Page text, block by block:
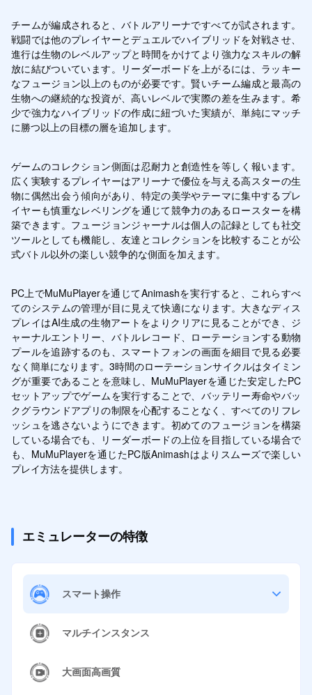
チームが編成されると、バトルアリーナですべてが試されます。
戦闘では他のプレイヤーとデュエルでハイブリッドを対戦させ、
進行は生物のレベルアップと時間をかけてより強力なスキルの解
放に結びついています。リーダーボードを上がるには、ラッキー
なフュージョン以上のものが必要です。賢いチーム編成と最高の
生物への継続的な投資が、高いレベルで実際の差を生みます。希
少で強力なハイブリッドの作成に紐づいた実績が、単純にマッチ
に勝つ以上の目標の層を追加します。
ゲームのコレクション側面は忍耐力と創造性を等しく報います。
広く実験するプレイヤーはアリーナで優位を与える高スターの生
物に偶然出会う傾向があり、特定の美学やテーマに集中するプレ
イヤーも慎重なレベリングを通じて競争力のあるロースターを構
築できます。フュージョンジャーナルは個人の記録としても社交
ツールとしても機能し、友達とコレクションを比較することが公
式バトル以外の楽しい競争的な側面を加えます。
PC上でMuMuPlayerを通じてAnimashを実行すると、これらすべ
てのシステムの管理が目に見えて快適になります。大きなディス
プレイはAI生成の生物アートをよりクリアに見ることができ、ジ
ャーナルエントリー、バトルレコード、ローテーションする動物
プールを追跡するのも、スマートフォンの画面を細目で見る必要
なく簡単になります。3時間のローテーションサイクルはタイミン
グが重要であることを意味し、MuMuPlayerを通じた安定したPC
セットアップでゲームを実行することで、バッテリー寿命やバッ
クグラウンドアプリの制限を心配することなく、すべてのリフレ
ッシュを逃さないようにできます。初めてのフュージョンを構築
している場合でも、リーダーボードの上位を目指している場合で
も、MuMuPlayerを通じたPC版Animashはよりスムーズで楽しい
プレイ方法を提供します。
エミュレーターの特徴
スマート操作
マルチインスタンス
大画面高画質